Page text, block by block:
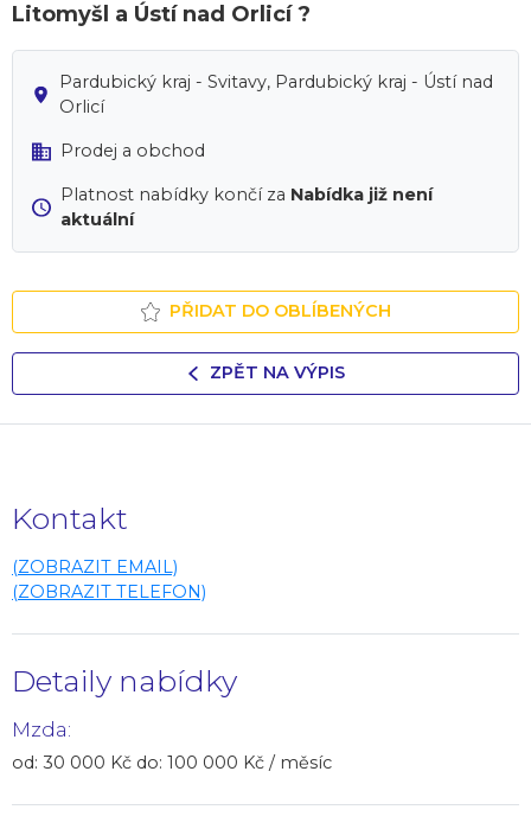
Litomyšl a Ústí nad Orlicí ?
Pardubický kraj - Svitavy, Pardubický kraj - Ústí nad
Orlicí
Prodej a obchod
Platnost nabídky končí za Nabídka již není
aktuální
PŘIDAT DO OBLÍBENÝCH
ZPĚT NA VÝPIS
Kontakt
(ZOBRAZIT EMAIL)
(ZOBRAZIT TELEFON)
Detaily nabídky
Mzda:
od: 30 000 Kč do: 100 000 Kč / měsíc